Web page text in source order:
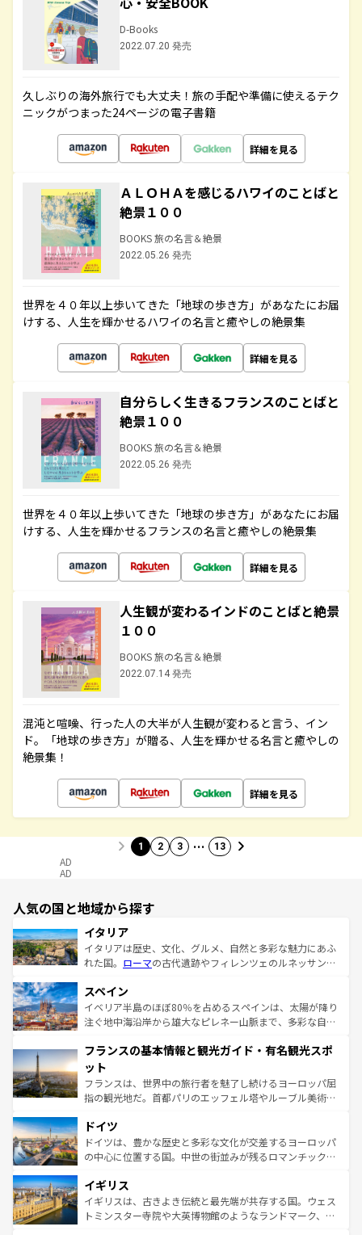
D-Books
2022.07.20 発売
久しぶりの海外旅行でも大丈夫！旅の手配や準備に使えるテク
ニックがつまった24ページの電子書籍
詳細を見る
ＡＬＯＨＡを感じるハワイのことばと
絶景１００
BOOKS 旅の名言＆絶景
2022.05.26 発売
世界を４０年以上歩いてきた「地球の歩き方」があなたにお届
けする、人生を輝かせるハワイの名言と癒やしの絶景集
詳細を見る
自分らしく生きるフランスのことばと
絶景１００
BOOKS 旅の名言＆絶景
2022.05.26 発売
世界を４０年以上歩いてきた「地球の歩き方」があなたにお届
けする、人生を輝かせるフランスの名言と癒やしの絶景集
詳細を見る
人生観が変わるインドのことばと絶景
１００
BOOKS 旅の名言＆絶景
2022.07.14 発売
混沌と喧噪、行った人の大半が人生観が変わると言う、イン
ド。「地球の歩き方」が贈る、人生を輝かせる名言と癒やしの
絶景集！
詳細を見る
1 2 3 … 13
AD
AD
人気の国と地域から探す
イタリア
イタリアは歴史、文化、グルメ、自然と多彩な魅力にあふ
れた国。 ローマの古代遺跡やフィレンツェのルネッサンス
ろん、トスカーナの美しい田園風景やアマルフィ海岸の絶
景など、自然景観も見逃せない。観光の合間には、本場の
ピザやパスタなど、絶品のイタリア料理を堪能することも
ませてくれるイタリアで、忘れられない旅をしてみよう！
なお、新着のイタリア情報は
しい。
スペイン
イベリア半島のほぼ80％を占めるスペインは、太陽が降り
注ぐ地中海沿岸から雄大なピレネー山脈まで、多彩な自然
文化が根付くこの国では、情熱的なフラメンコ、熱気あふ
れる闘牛、そして美味しいタパスが生活の一部となってい
る。首都マドリードの洗練された雰囲気や、バルセロナの
アートに溢れた街角から、地方では古代ローマ遺跡や中世
せる。地方によって風土や気候が異なるスペインはその個
性で訪れる人を魅了する。 なお、新着のスペイン情報は コ
ンテンツ一覧を参照してほしい。
フランスの基本情報と観光ガイド・有名観光スポ
ット
フランスは、世界中の旅行者を魅了し続けるヨーロッパ屈
指の観光地だ。首都パリのエッフェル塔やルーブル美術館
で、幅広い魅力が詰まっている。華麗な宮殿、歴史的な大
聖堂、美しいビーチ、そして豊かな自然が、訪れる者を心
から魅了する。また、フランスは美食の国としても知ら
いる。シャンパンの発祥地であるランス、プロヴァンスの
香り高いラベンダー畑など、多彩な楽しみ方が可能だ。さ
らに、パリ以外の地域にも魅力が溢れており、どの街角に
ドイツ
ドイツは、豊かな歴史と多彩な文化が交差するヨーロッパ
の中心に位置する国。中世の街並みが残るロマンチック街
顔を持つこの国は、どこを歩いても飽きることがない。ベ
ルリンの文化的活気、バイエルン州のアルプスの絶景、そ
してライン川沿いのワイン畑といった風景は必見。ビール
イギリス
イギリスは、古きよき伝統と最先端が共存する国。ウェス
トミンスター寺院や大英博物館のようなランドマーク、歴